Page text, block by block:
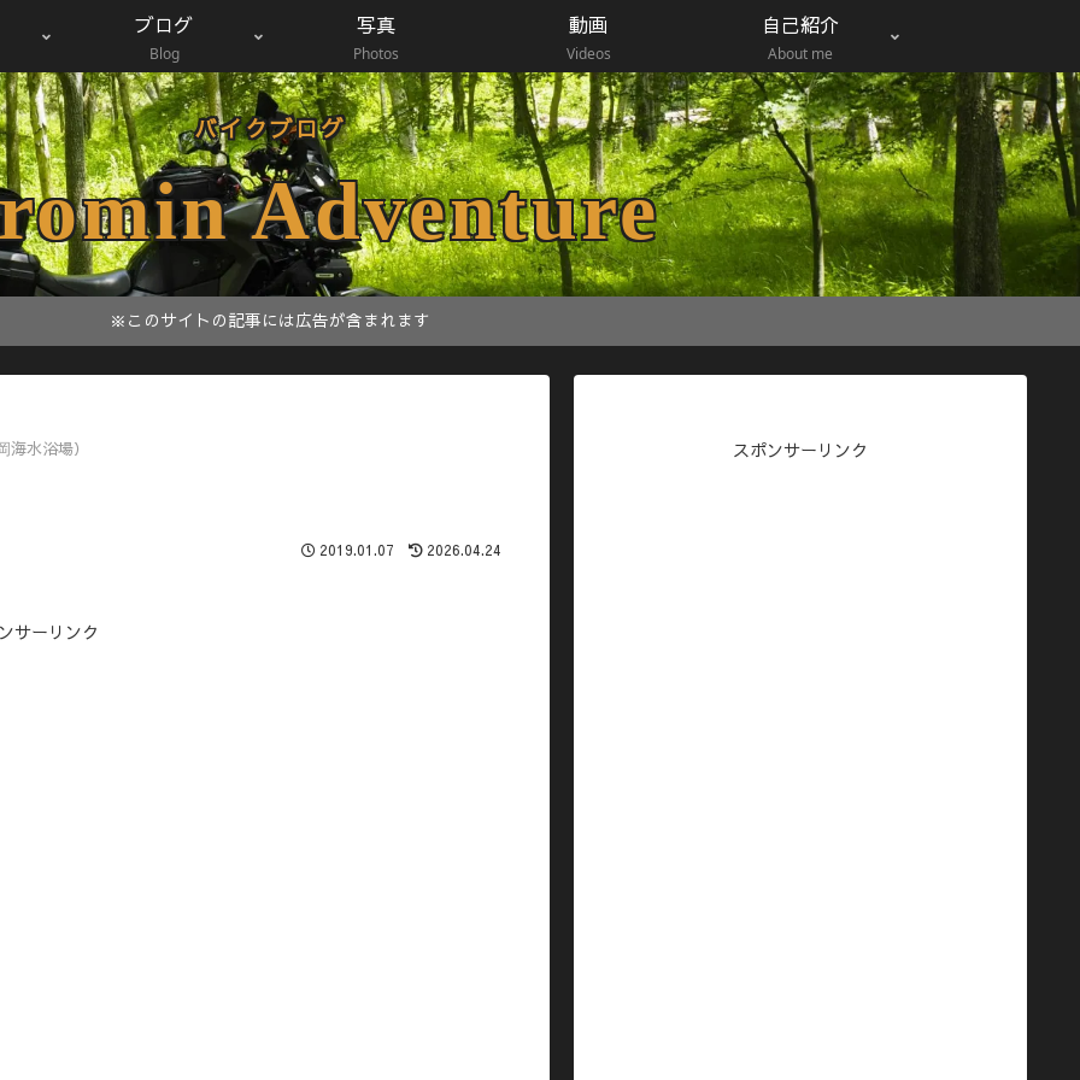
バイクブログ
Adventure
ブログ
Blog
写真
Photos
動画
Videos
自己紹介
About me
※このサイトの記事には広告が含まれます
水浴場）
2019.01.07 2026.04.24
サーリンク
スポンサーリンク